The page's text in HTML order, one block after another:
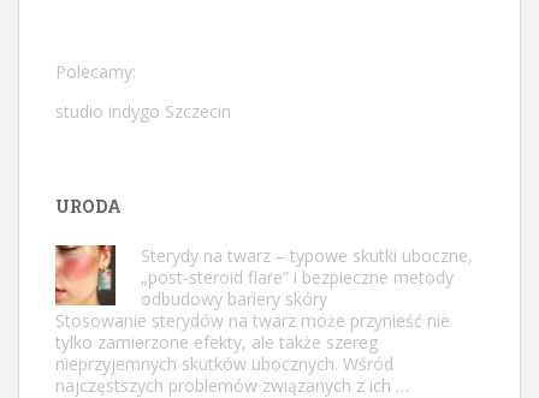
Polecamy:
studio indygo Szczecin
URODA
Sterydy na twarz – typowe skutki uboczne,
„post-steroid flare” i bezpieczne metody
odbudowy bariery skóry
Stosowanie sterydów na twarz może przynieść nie
tylko zamierzone efekty, ale także szereg
nieprzyjemnych skutków ubocznych. Wśród
najczęstszych problemów związanych z ich …